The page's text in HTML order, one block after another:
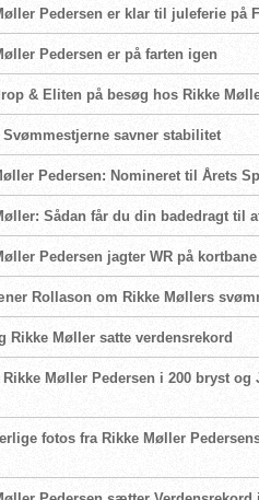
Pedersen er klar til juleferie på
Pedersen er på farten igen
& Eliten på besøg hos Rikke
Svømmestjerne savner stabilitet
Pedersen: Nomineret til Årets
Sådan får du din badedragt til
Pedersen jagter WR på kortbane
Rollason om Rikke Møllers
Rikke Møller satte verdensrekord
Rikke Møller Pedersen i 200 bryst
fotos fra Rikke Møller